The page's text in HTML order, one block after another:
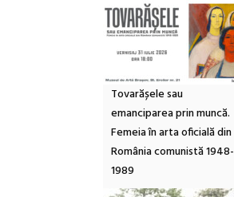
Tovarășele sau
emanciparea prin muncă.
Femeia în arta oficială din
România comunistă 1948-
1989